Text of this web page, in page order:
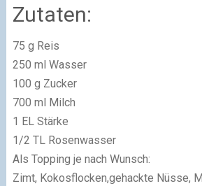
Zutaten:
75 g Reis
250 ml Wasser
100 g Zucker
700 ml Milch
1 EL Stärke
1/2 TL Rosenwasser
Als Topping je nach Wunsch:
Zimt, Kokosflocken,gehackte Nüsse,